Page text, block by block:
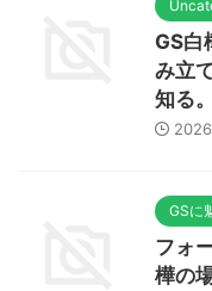
GS白
み立
知る。
GSに
フォ
樺の